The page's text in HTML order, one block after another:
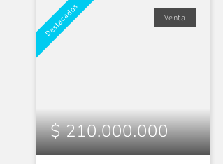
Destacados Venta
$ 210.000.000